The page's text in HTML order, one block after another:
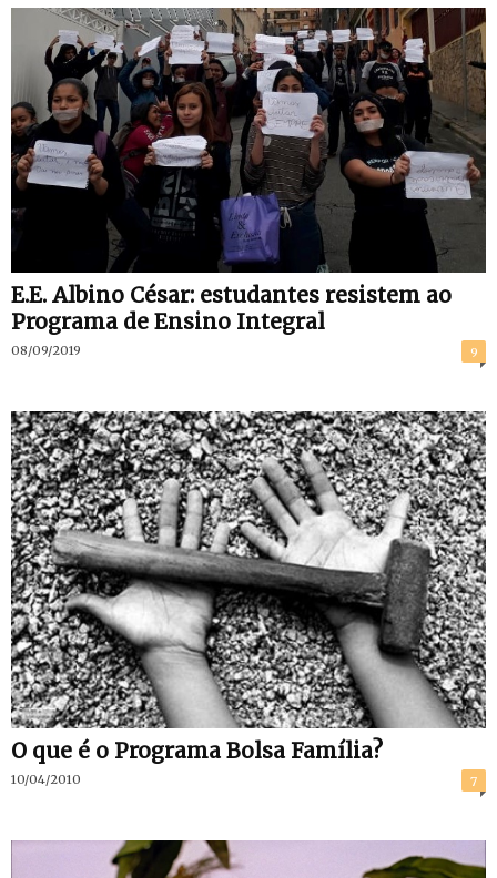
E.E. Albino César: estudantes resistem ao
Programa de Ensino Integral
08/09/2019 9
O que é o Programa Bolsa Família?
10/04/2010 7